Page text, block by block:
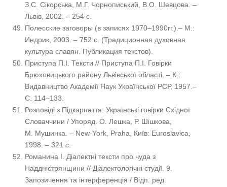
З.С. Сікорська, М.Г. Чорнописький, В.О. Шевцова. –
Львів, 2002. – 254 с.
Полесские заговоры (в записях 1970–1990гг.).– М.:
Индрик, 2003. – 752 с. (Традиционная духовная
культура славян. Публикация текстов).
Приступа П.І. Тексти // Приступа П.І. Говірки
Брюховицького району Львівської області. – К.:
Видавництво Академії Наук Української РСР, 1957.–
С. 114–133.
Розповіді з Підкарпаття: Українські говірки Східної
Словаччини / Упоряд. О. Лешка, Р. Шішкова,
М. Мушинка. – New-York, Praha, Київ: Euroslavica,
1998. – 321 с.
Романина І. Діалектні тексти про чуда з
Наддністрянщини // Діалектологічні студії. 9.
Запозичення та інтерференція / Відп. ред.